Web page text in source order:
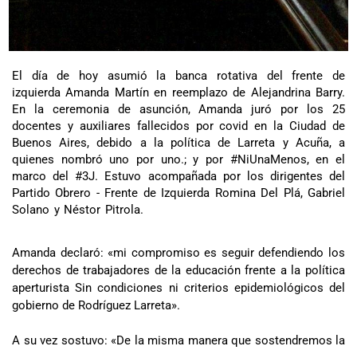
El día de hoy asumió la banca rotativa del frente de
izquierda Amanda Martín en reemplazo de Alejandrina Barry.
En la ceremonia de asunción, Amanda juró por los 25
docentes y auxiliares fallecidos por covid en la Ciudad de
Buenos Aires, debido a la política de Larreta y Acuña, a
quienes nombró uno por uno.; y por #NiUnaMenos, en el
marco del #3J. Estuvo acompañada por los dirigentes del
Partido Obrero - Frente de Izquierda Romina Del Plá, Gabriel
Solano y Néstor Pitrola.
Amanda declaró: «mi compromiso es seguir defendiendo los
derechos de trabajadores de la educación frente a la política
aperturista Sin condiciones ni criterios epidemiológicos del
gobierno de Rodríguez Larreta».
A su vez sostuvo: «De la misma manera que sostendremos la